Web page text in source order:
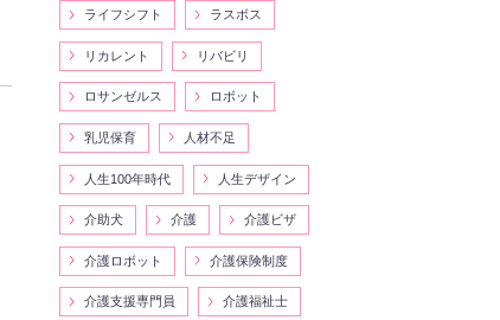
ライフシフト ラスボス
リカレント リバビリ
ロサンゼルス ロボット
乳児保育 人材不足
人生100年時代 人生デザイン
介助犬 介護 介護ビザ
介護ロボット 介護保険制度
介護支援専門員 介護福祉士